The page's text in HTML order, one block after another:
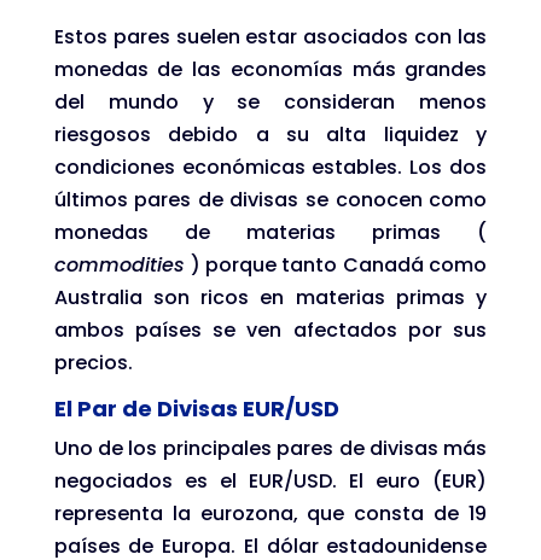
Estos pares suelen estar asociados con las
monedas de las economías más grandes
del mundo y se consideran menos
riesgosos debido a su alta liquidez y
condiciones económicas estables. Los dos
últimos pares de divisas se conocen como
monedas de materias primas (
commodities ) porque tanto Canadá como
Australia son ricos en materias primas y
ambos países se ven afectados por sus
precios.
El Par de Divisas EUR/USD
Uno de los principales pares de divisas más
negociados es el EUR/USD. El euro (EUR)
representa la eurozona, que consta de 19
países de Europa. El dólar estadounidense